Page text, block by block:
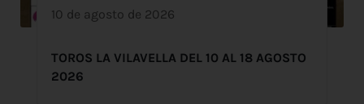
10 de agosto de 2026
TOROS LA VILAVELLA DEL 10 AL 18 AGOSTO
2026